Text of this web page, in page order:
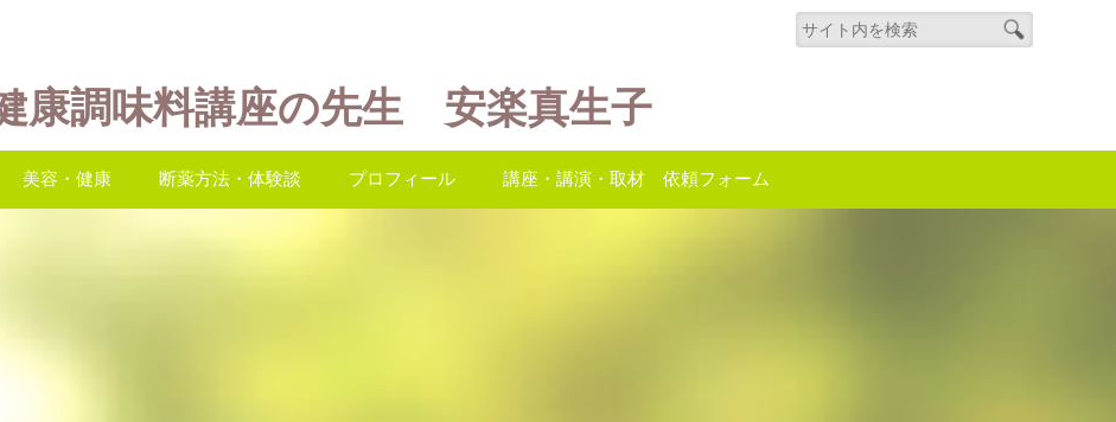
康調味料講座の先生 安楽真生子
美容・健康 断薬方法・体験談 プロフィール 講座・講演・取材 依頼フォーム